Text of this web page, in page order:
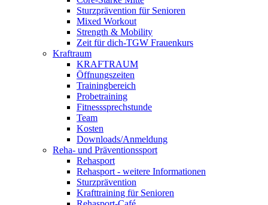
Sturzprävention für Senioren
Mixed Workout
Strength & Mobility
Zeit für dich-TGW Frauenkurs
Kraftraum
KRAFTRAUM
Öffnungszeiten
Trainingbereich
Probetraining
Fitnesssprechstunde
Team
Kosten
Downloads/Anmeldung
Reha- und Präventionssport
Rehasport
Rehasport - weitere Informationen
Sturzprävention
Krafttraining für Senioren